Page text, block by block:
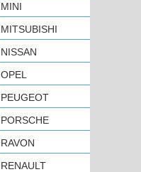
MINI
MITSUBISHI
NISSAN
OPEL
PEUGEOT
PORSCHE
RAVON
RENAULT